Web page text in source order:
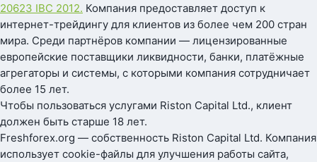
20623 IBC 2012. Компания предоставляет доступ к
интернет-трейдингу для клиентов из более чем 200 стран
мира. Среди партнёров компании — лицензированные
европейские поставщики ликвидности, банки, платёжные
агрегаторы и системы, с которыми компания сотрудничает
более 15 лет.
Чтобы пользоваться услугами Riston Capital Ltd., клиент
должен быть старше 18 лет.
Freshforex.org — собственность Riston Capital Ltd. Компания
использует cookie-файлы для улучшения работы сайта,